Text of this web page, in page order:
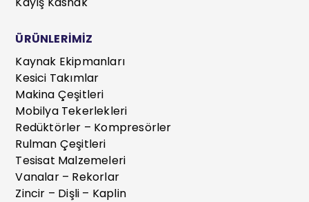
ÜRÜNLERİMİZ
Kaynak Ekipmanları
Kesici Takımlar
Makina Çeşitleri
Mobilya Tekerlekleri
Redüktörler – Kompresörler
Rulman Çeşitleri
Tesisat Malzemeleri
Vanalar – Rekorlar
Zincir – Dişli – Kaplin